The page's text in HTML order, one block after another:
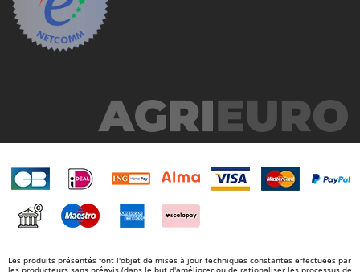
Les produits présentés font l'objet de mises à jour techniques constantes effectuées par